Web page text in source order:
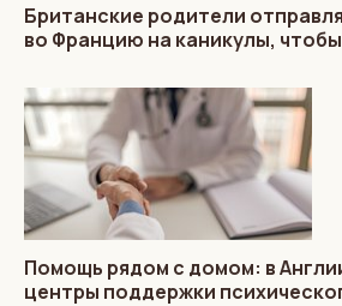
Британские родители
во Францию на каникулы,
Помощь рядом с домом: в
центры поддержки